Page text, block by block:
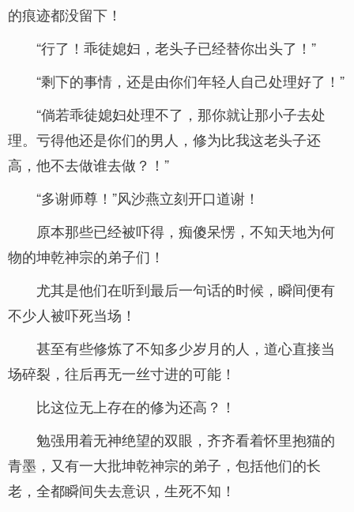
的痕迹都没留下！
“行了！乖徒媳妇，老头子已经替你出头了！”
“剩下的事情，还是由你们年轻人自己处理好了！”
“倘若乖徒媳妇处理不了，那你就让那小子去处
理。亏得他还是你们的男人，修为比我这老头子还
高，他不去做谁去做？！”
“多谢师尊！”风沙燕立刻开口道谢！
原本那些已经被吓得，痴傻呆愣，不知天地为何
物的坤乾神宗的弟子们！
尤其是他们在听到最后一句话的时候，瞬间便有
不少人被吓死当场！
甚至有些修炼了不知多少岁月的人，道心直接当
场碎裂，往后再无一丝寸进的可能！
比这位无上存在的修为还高？！
勉强用着无神绝望的双眼，齐齐看着怀里抱猫的
青墨，又有一大批坤乾神宗的弟子，包括他们的长
老，全都瞬间失去意识，生死不知！